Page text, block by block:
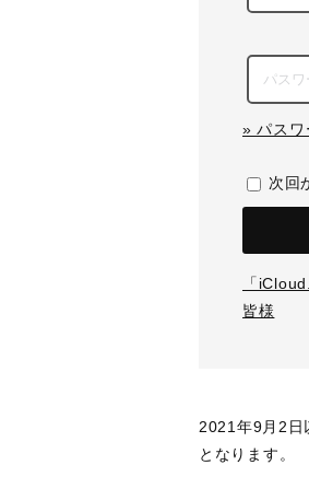
» パスワ
次回
「
皆様
2021年9月2日
となります。